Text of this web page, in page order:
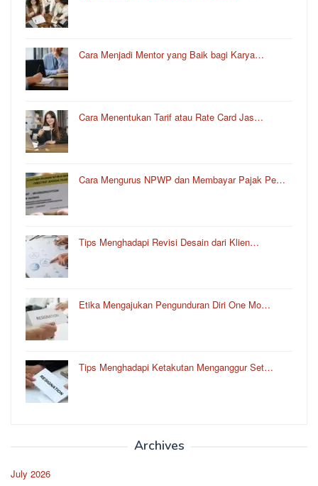
Cara Menjadi Mentor yang Baik bagi Karya…
Cara Menentukan Tarif atau Rate Card Jas…
Cara Mengurus NPWP dan Membayar Pajak Pe…
Tips Menghadapi Revisi Desain dari Klien…
Etika Mengajukan Pengunduran Diri One Mo…
Tips Menghadapi Ketakutan Menganggur Set…
Archives
July 2026